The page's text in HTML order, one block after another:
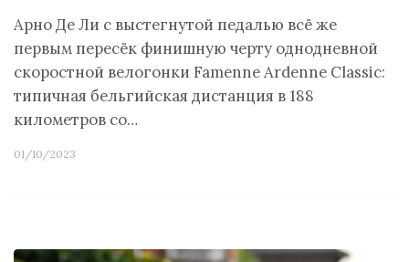
Арно Де Ли с выстегнутой педалью всё же
первым пересёк финишную черту однодневной
скоростной велогонки Famenne Ardenne Classic:
типичная бельгийская дистанция в 188
километров со…
01/10/2023